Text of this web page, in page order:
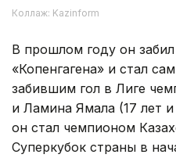
Коллаж: Kazinform
В прошлом году он
«Копенгагена» и стал
забившим гол в Лиге
и Ламина Ямала (17 лет
он стал чемпионом
Суперкубок страны в